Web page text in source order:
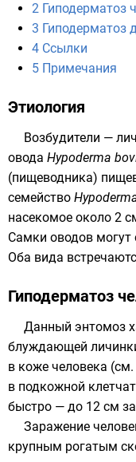
2 Гиподерматоз
3 Гиподерматоз
4 Ссылки
5 Примечания
Этиология
Возбудители —
овода Нуpoderma
(пищеводника)
семейство
насекомое около 2
Самки оводов
Оба вида
Гиподерматоз
Данный энтомоз
блуждающей
в коже человека (см.
в подкожной
быстро — до 12 см
Заражение
крупным рогатым